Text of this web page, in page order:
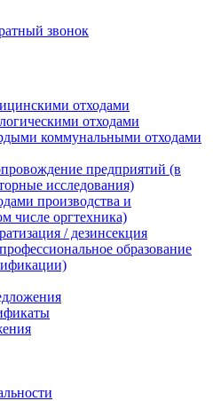
звонок
отходами
отходами
коммунальными отходами
предприятий (в
исследования)
производства и
числе оргтехника)
/ дезинсекция
образование